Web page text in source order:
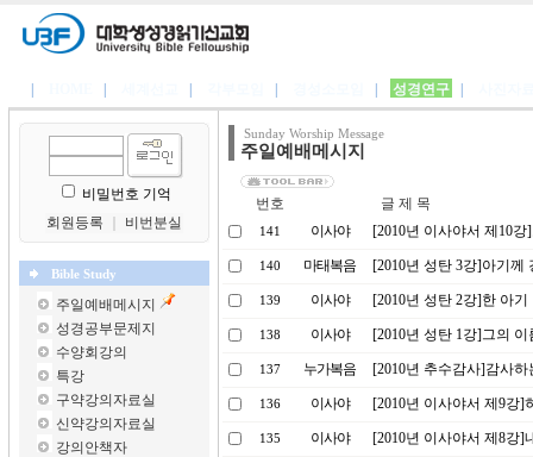
성경연구
비밀번호 기억
회원등록
비번분실
Bible Study
주일예배메시지
성경공부문제지
수양회강의
특강
구약강의자료실
신약강의자료실
강의안책자
Sunday Worship Message
주일예배메시지
번호 글 제 목
141 이사야 [2010년 이사야서 제10
140 마태복음 [2010년 성탄 3강]아기께
139 이사야 [2010년 성탄 2강]한 아기
138 이사야 [2010년 성탄 1강]그의
137 누가복음 [2010년 추수감사]감사하
136 이사야 [2010년 이사야서 제9강]
135 이사야 [2010년 이사야서 제8강]